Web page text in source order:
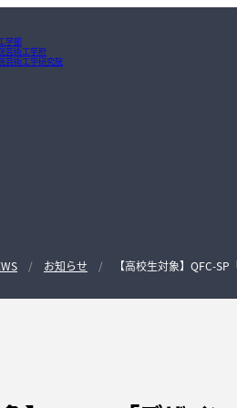
学部
芸術工学府
芸術工学研究院
お知らせ 【高校生対象】QFC-